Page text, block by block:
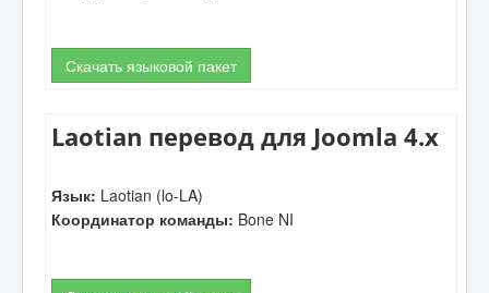
Скачать языковой пакет
Laotian перевод для Joomla 4.x
Язык: Laotian (lo-LA)
Координатор команды: Bone NI